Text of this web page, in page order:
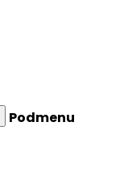
Podmenu